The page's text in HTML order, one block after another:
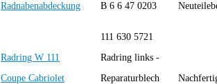
Radnabenabdeckung B 6 6 47 0203
Radring W 111
Coupe Cabriolet
111 630 5721
Radring links -
Reparaturblech